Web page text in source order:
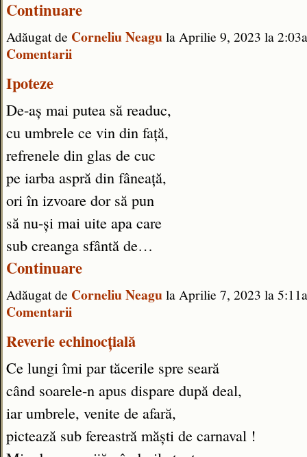
Continuare
Adăugat de Corneliu Neagula Aprilie 9, 2023 la
Comentarii
Ipoteze
De-aș mai putea să readuc,
cu umbrele ce vin din față,
refrenele din glas de cuc
pe iarba aspră din fâneață,
ori în izvoare dor să pun
să nu-și mai uite apa care
sub creanga sfântă de…
Continuare
Adăugat de Corneliu Neagula Aprilie 7, 2023 la
Comentarii
Reverie echinocțială
Ce lungi îmi par tăcerile spre seară
când soarele-n apus dispare după deal,
iar umbrele, venite de afară,
pictează sub fereastră măști de carnaval !